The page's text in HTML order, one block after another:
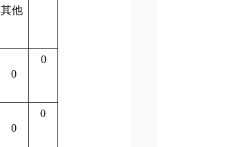
其他
0
0
0
0